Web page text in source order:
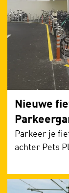
Nieuwe
Parkeer je
achter Pets